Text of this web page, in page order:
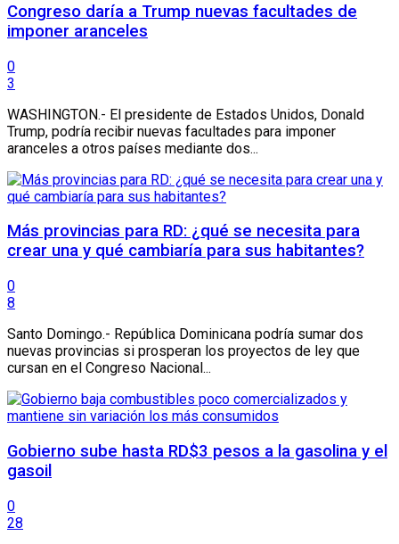
Congreso daría a Trump nuevas facultades de
imponer aranceles
0
3
WASHINGTON.- El presidente de Estados Unidos, Donald
Trump, podría recibir nuevas facultades para imponer
aranceles a otros países mediante dos...
Más provincias para RD: ¿qué se necesita para
crear una y qué cambiaría para sus habitantes?
0
8
Santo Domingo.- República Dominicana podría sumar dos
nuevas provincias si prosperan los proyectos de ley que
cursan en el Congreso Nacional...
Gobierno sube hasta RD$3 pesos a la gasolina y el
gasoil
0
28